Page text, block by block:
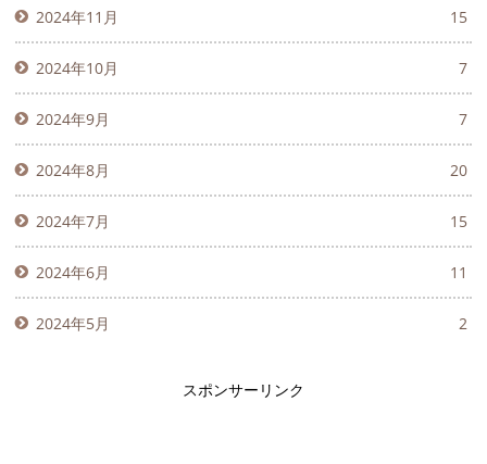
2024年11月 15
2024年10月 7
2024年9月 7
2024年8月 20
2024年7月 15
2024年6月 11
2024年5月 2
スポンサーリンク